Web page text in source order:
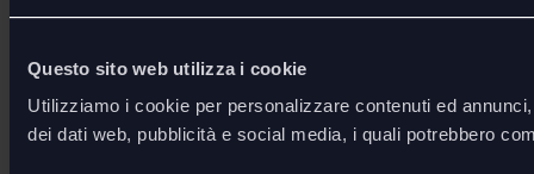
Questo sito web utilizza i cookie
Utilizziamo i cookie per personalizzare contenuti ed
dei dati web, pubblicità e social media, i quali potrebbero